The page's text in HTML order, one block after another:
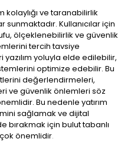
kolaylığı ve taranabilirlik
Kullanıcılar için
ölçeklenebilirlik ve güvenlik
tercih tavsiye
yoluyla elde edilebilir,
optimize edebilir. Bu
değerlendirmeleri,
ve güvenlik önlemleri söz
Bu nedenle yatırım
sağlamak ve dijital
bırakmak için bulut tabanlı
önemlidir.